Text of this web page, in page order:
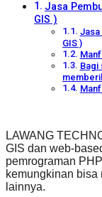
Jasa
GIS )
Jasa
GIS )
Bagi
LAWANG
GIS dan web-
pemrograman
kemungkinan bisa
lainnya.